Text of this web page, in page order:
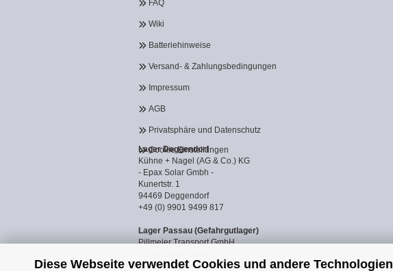
Diese Webseite verwendet Cookies und andere Technologien
FAQ
Wiki
Batteriehinweise
Versand- & Zahlungsbedingungen
Impressum
AGB
Privatsphäre und Datenschutz
Cookie Einstellungen
Lager Deggendorf
Kühne + Nagel (AG & Co.) KG
- Epax Solar Gmbh -
Kunertstr. 1
94469 Deggendorf
+49 (0) 9901 9499 817
Lager Passau (Gefahrgutlager)
Pillmeier Transport GmbH
Industriestraße 14a